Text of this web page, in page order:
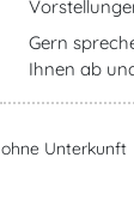
Gern
Ihnen ab
ohne Unterkunft